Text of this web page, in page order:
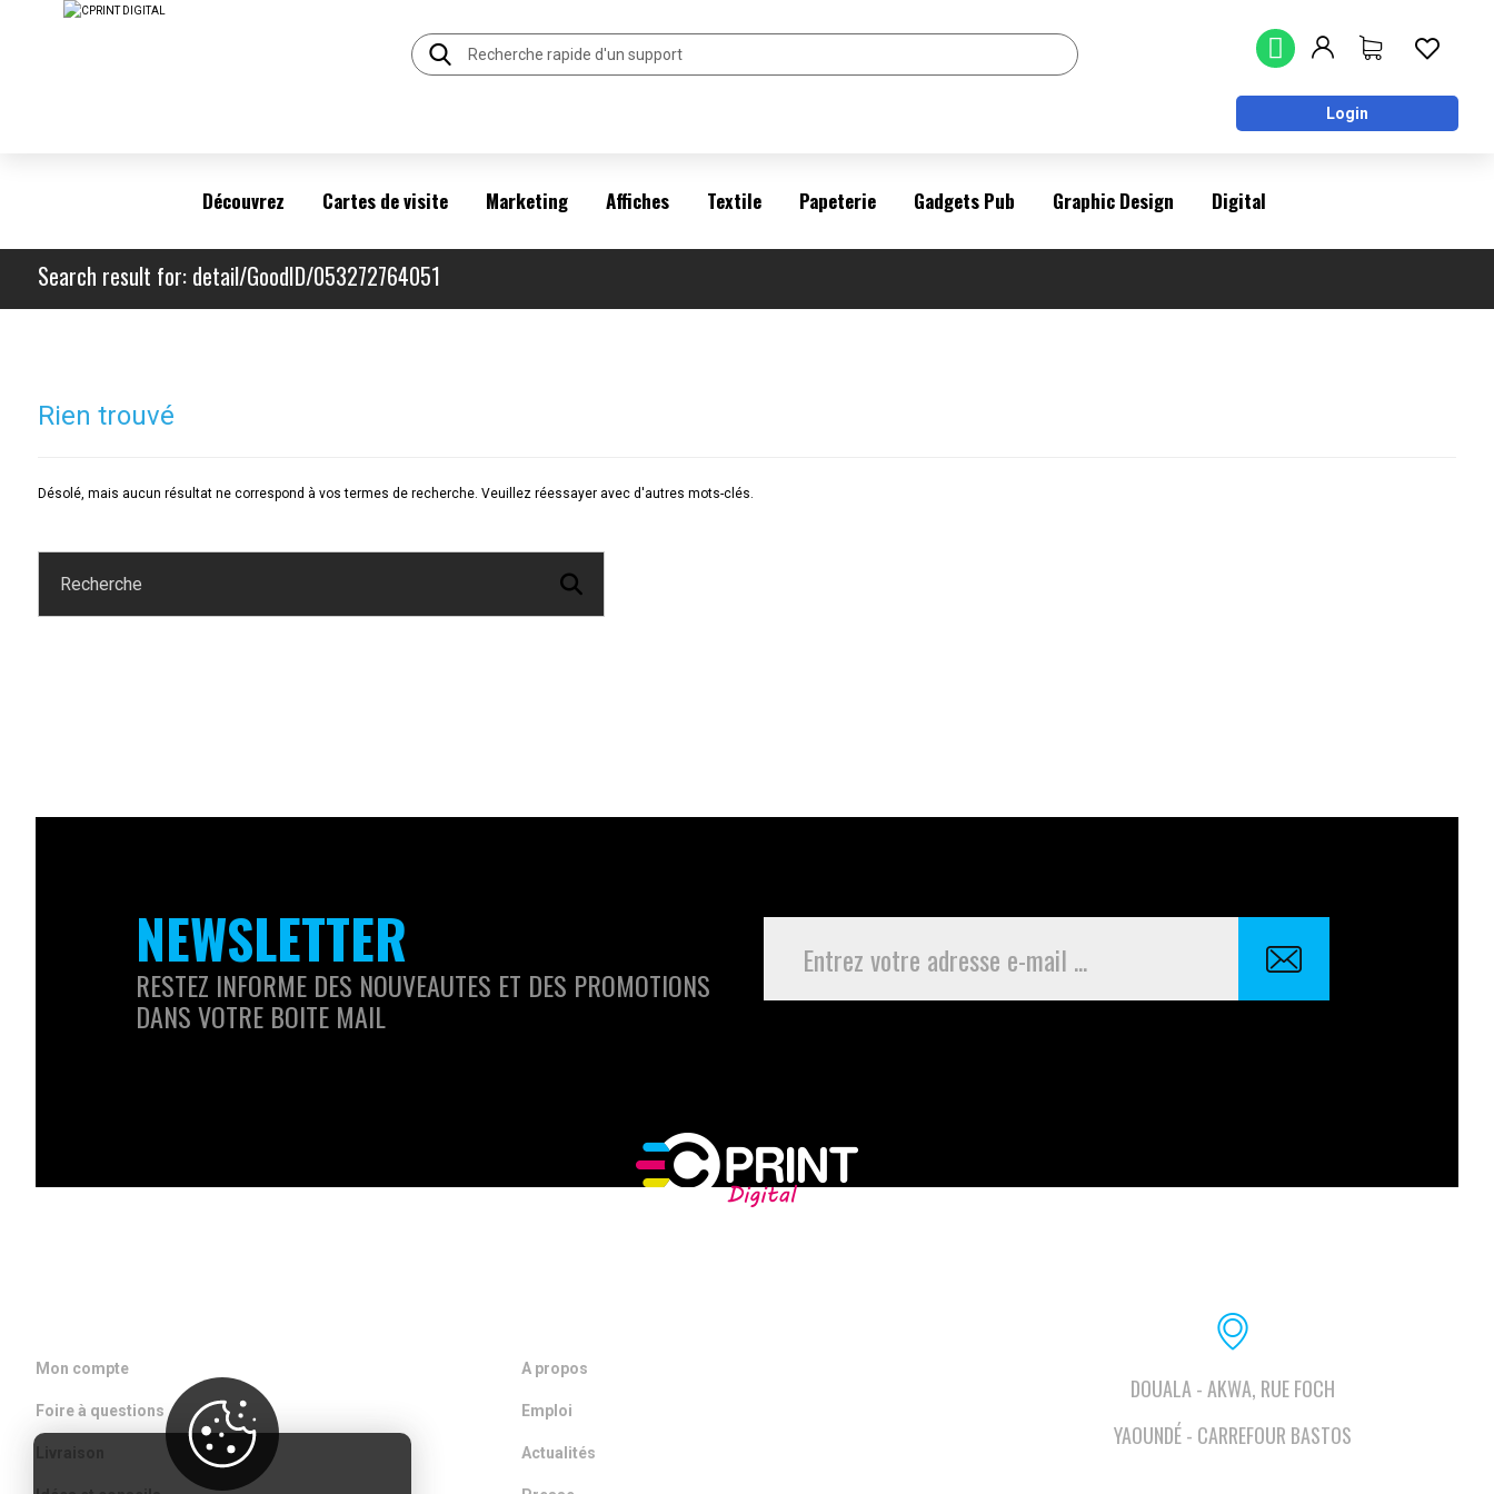
Login
Découvrez Cartes de visite Marketing Affiches Textile Papeterie Gadgets Pub Graphic Design Digital
Search result for: detail/GoodID/053272764051
Rien trouvé
Désolé, mais aucun résultat ne correspond à vos termes de recherche. Veuillez réessayer avec d'autres mots-clés.
NEWSLETTER
RESTEZ INFORME DES NOUVEAUTES ET DES PROMOTIONS
DANS VOTRE BOITE MAIL
Mon compte
Foire à questions
A propos
Emploi
Actualités
DOUALA - AKWA, RUE FOCH
YAOUNDÉ - CARREFOUR BASTOS